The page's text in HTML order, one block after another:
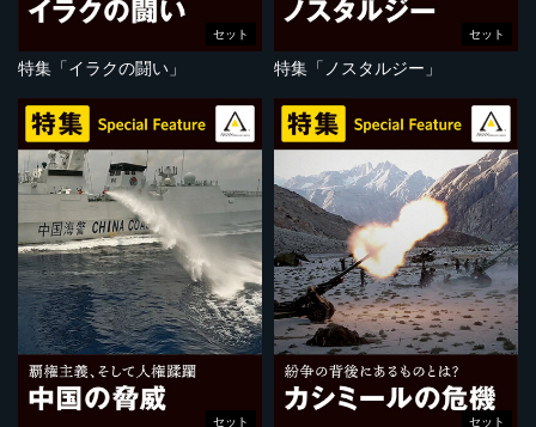
セット
特集「イラクの闘い」
セット
特集「ノスタルジー」
セット セット